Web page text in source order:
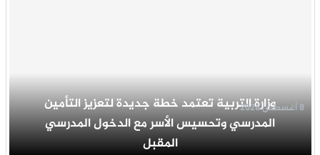
وزارة التربية تعتمد خطة جديدة لتعزيز التأمين
المدرسي وتحسيس الأسر مع الدخول المدرسي
المقبل
8 أغسطس 2026